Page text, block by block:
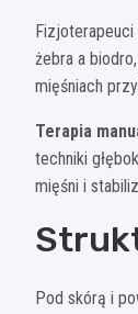
żebra a
mięśniach
Terapia
techniki
mięśni i
Pod skórą i